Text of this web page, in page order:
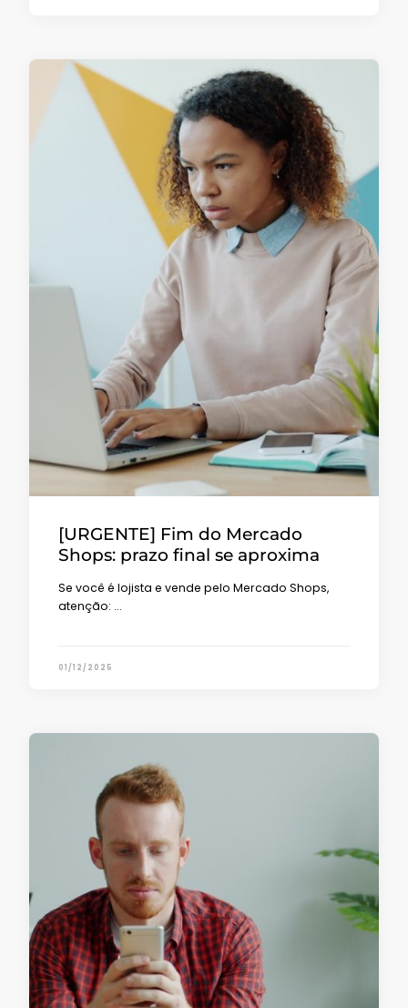
[URGENTE] Fim do Mercado
Shops: prazo final se aproxima
Se você é lojista e vende pelo Mercado Shops,
atenção: …
01/12/2025